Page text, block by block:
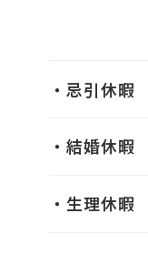
・忌引休暇
・結婚休暇
・生理休暇